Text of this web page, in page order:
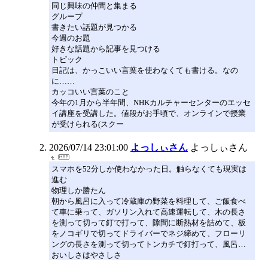
同じ興味の仲間と集まる
グループ
書きたい話題が見つかる
今週のお題
好きな話題から記事を見つける
トピック
日記は、かっこいい言葉を使わなくても書ける。なの
に……
カッコいい言葉のこと
今年の1月から半年間、NHKカルチャーセンターのエッセ
イ講座を受講した。値段がお手頃で、オンラインで授業
が受けられる(スクー
2026/07/14 23:01:00 よっしぃさん よっしぃさん
スマホを52分しか使わなかった日。触らなくても現実は
進む
物理しか勝たん
朝から風呂に入って冷蔵庫の野菜を料理して、ご飯食べ
て車に乗って、ガソリン入れて高速運転して、木の長さ
を測って切って釘で打って、隙間に断熱材を詰めて、板
をノコギリで切ってドライバーでネジ締めて、フローリ
ングの長さを測って切ってトンカチで釘打って、風呂…
おいしさはやさしさ